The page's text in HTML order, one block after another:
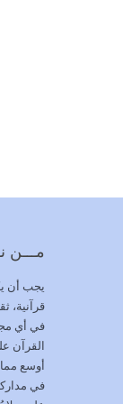
مـــن
يجب أن
قرآنية،
في أي
القرآن
أوسع
في